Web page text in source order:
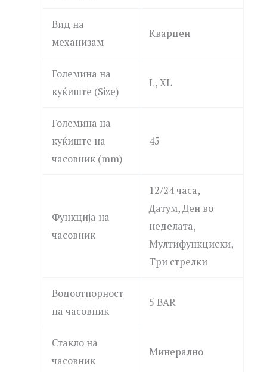
Вид на
механизам
Кварцен
Големина на
куќиште (Size)
L, XL
Големина на
куќиште на
часовник (mm)
45
Функција на
часовник
12/24 часа,
Датум, Ден во
неделата,
Мултифункциски,
Три стрелки
Водоотпорност
на часовник
5 BAR
Стакло на
часовник
Минерално